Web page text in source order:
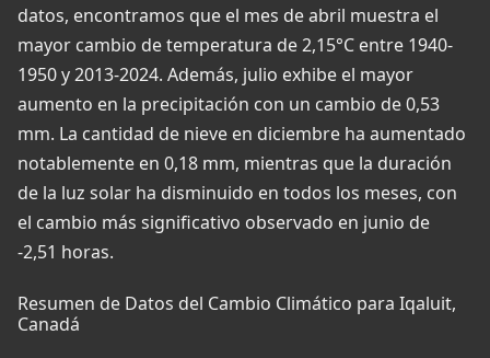
datos, encontramos que el mes de abril muestra el
mayor cambio de temperatura de 2,15°C entre 1940-
1950 y 2013-2024. Además, julio exhibe el mayor
aumento en la precipitación con un cambio de 0,53
mm. La cantidad de nieve en diciembre ha aumentado
notablemente en 0,18 mm, mientras que la duración
de la luz solar ha disminuido en todos los meses, con
el cambio más significativo observado en junio de
-2,51 horas.
Resumen de Datos del Cambio Climático para Iqaluit,
Canadá